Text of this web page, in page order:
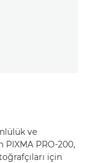
ve
PRO-200,
için